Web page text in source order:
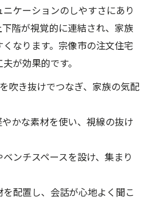
ケーションのしやすさにあり
階が視覚的に連結され、家族
なります。宗像市の注文住宅
が効果的です。
吹き抜けでつなぎ、家族の気配
かな素材を使い、視線の抜け
ンチスペースを設け、集まり
を配置し、会話が心地よく聞こ